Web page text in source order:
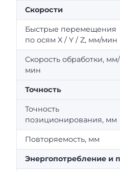
Скорости
Быстрые перемещения
по осям X / Y / Z, мм/мин
Скорость обработки, мм/
мин
Точность
Точность
позиционирования, мм
Повторяемость, мм
Энергопотребление и